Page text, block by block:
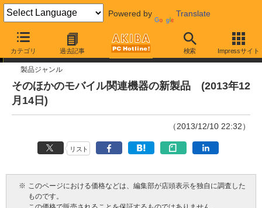
Powered by Translate
カテゴリ 過去記事 検索 Impressサイト
今週見つけた新製品
製品ジャンル
そのほかのモバイル関連機器の新製品 (2013年12
月14日)
（2013/12/10 22:32）
リスト
※ このページにおける価格などは、編集部が店頭表示を独自に調査した
ものです。